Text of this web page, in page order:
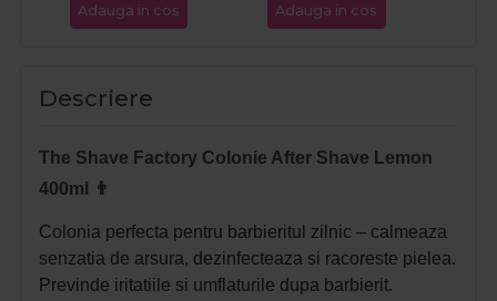
Adauga in cos Adauga in cos
Descriere
The Shave Factory Colonie After Shave Lemon
400ml 👨
Colonia perfecta pentru barbieritul zilnic – calmeaza
senzatia de arsura, dezinfecteaza si racoreste pielea.
Previnde iritatiile si umflaturile dupa barbierit.